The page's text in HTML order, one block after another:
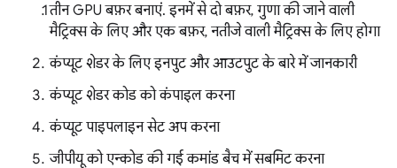
तीन GPU बफ़र बनाएं. इनमें से दो बफ़र, गुणा की जाने वाली
मैट्रिक्स के लिए और एक बफ़र, नतीजे वाली मैट्रिक्स के लिए होगा
कंप्यूट शेडर के लिए इनपुट और आउटपुट के बारे में जानकारी
कंप्यूट शेडर कोड को कंपाइल करना
कंप्यूट पाइपलाइन सेट अप करना
जीपीयू को एन्कोड की गई कमांड बैच में सबमिट करना